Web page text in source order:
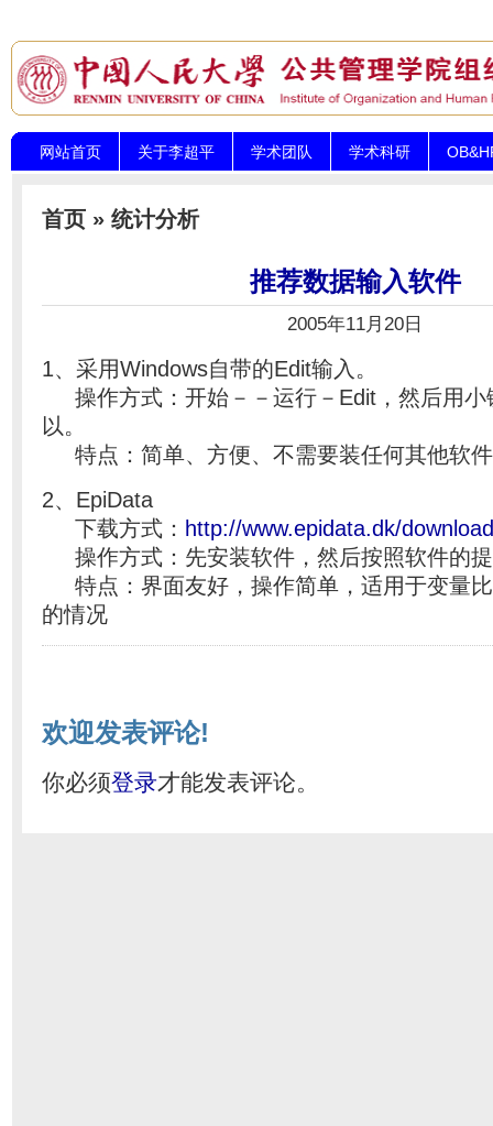
网站首页 关于李超平 学术团队 学术科研
首页» 统计分析
推荐数据输入软件
2005年11月20日
1、采用Windows自带的Edit输入。
操作方式：开始－－运行－Edit，然后用小
以。
特点：简单、方便、不需要装任何其他软件
2、EpiData
下载方式： http://www.epidata.dk/
操作方式：先安装软件，然后按照软件的
特点：界面友好，操作简单，适用于变量
的情况
欢迎发表评论!
你必须登录才能发表评论。